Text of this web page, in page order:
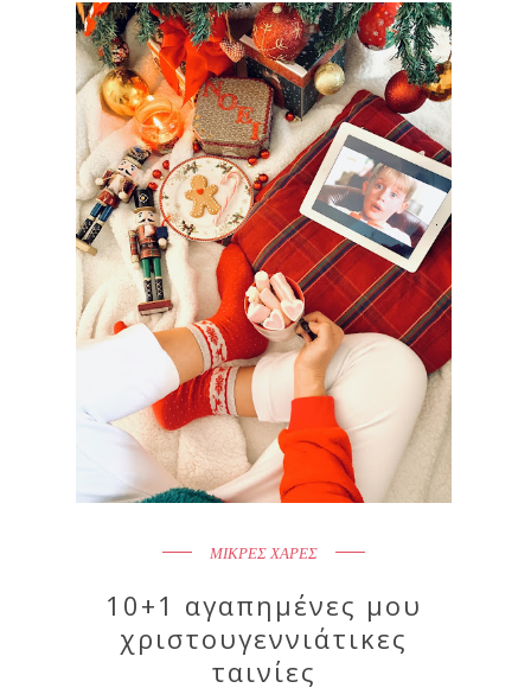
ΜΙΚΡΕΣ ΧΑΡΕΣ
10+1 αγαπημένες μου
χριστουγεννιάτικες
ταινίες